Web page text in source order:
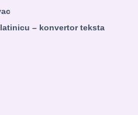
– konvertor teksta